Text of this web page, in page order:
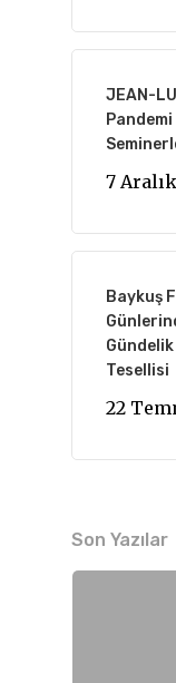
JEAN-
7
Baykuş
Tesellisi
22
Son Yazılar